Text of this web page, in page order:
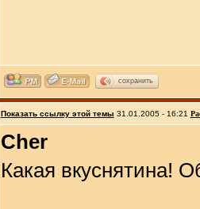
сохранить
Показать ссылку этой темы 31.01.2005 - 16:21
Cher
Какая вкуснятина!